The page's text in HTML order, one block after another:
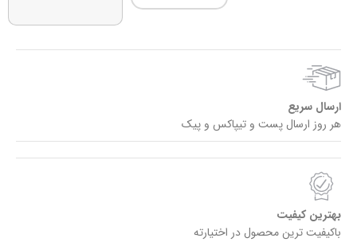
ارسال سریع
هر روز ارسال پست و تیپاکس و پیک
بهترین کیفیت
باکیفیت ترین محصول در اختیارته